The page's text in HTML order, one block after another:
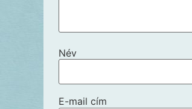
Név
E-mail cím